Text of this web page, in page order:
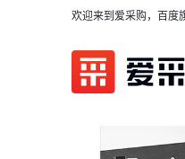
欢迎来到爱采购，百度